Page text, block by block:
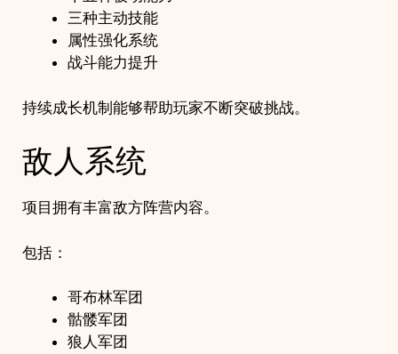
三种主动技能
属性强化系统
战斗能力提升
持续成长机制能够帮助玩家不断突破挑战。
敌人系统
项目拥有丰富敌方阵营内容。
包括：
哥布林军团
骷髅军团
狼人军团